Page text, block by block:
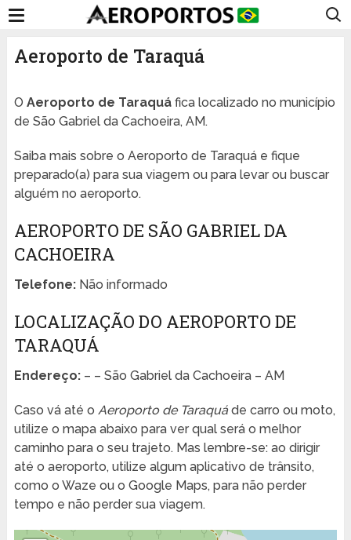
Aeroporto de Taraquá
O Aeroporto de Taraquáfica localizado no município
de São Gabriel da Cachoeira, AM.
Saiba mais sobre o Aeroporto de Taraquá e fique
preparado(a) para sua viagem ou para levar ou buscar
alguém no aeroporto.
AEROPORTO DE SÃO GABRIEL DA
CACHOEIRA
Telefone:Não informado
LOCALIZAÇÃO DO AEROPORTO DE
TARAQUÁ
Endereço:– – São Gabriel da Cachoeira – AM
Caso vá até o Aeroporto de Taraquáde carro ou moto,
utilize o mapa abaixo para ver qual será o melhor
caminho para o seu trajeto. Mas lembre-se: ao dirigir
até o aeroporto, utilize algum aplicativo de trânsito,
como o Waze ou o Google Maps, para não perder
tempo e não perder sua viagem.